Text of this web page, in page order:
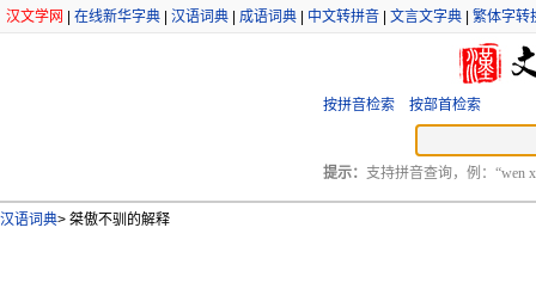
汉文学网 在线新华字典 汉语词典 成语词典 中文转拼音 文言文字典 繁体字转
按拼音检索 按部首检索
提示： 支持拼音查询，例：“wen
汉语词典> 桀傲不驯的解释